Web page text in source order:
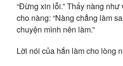
“Đừng xin lỗi.” Thấy nàng
cho nàng: “Nàng chẳng làm
chuyện mình nên làm.”
Lời nói của hắn làm cho lòng